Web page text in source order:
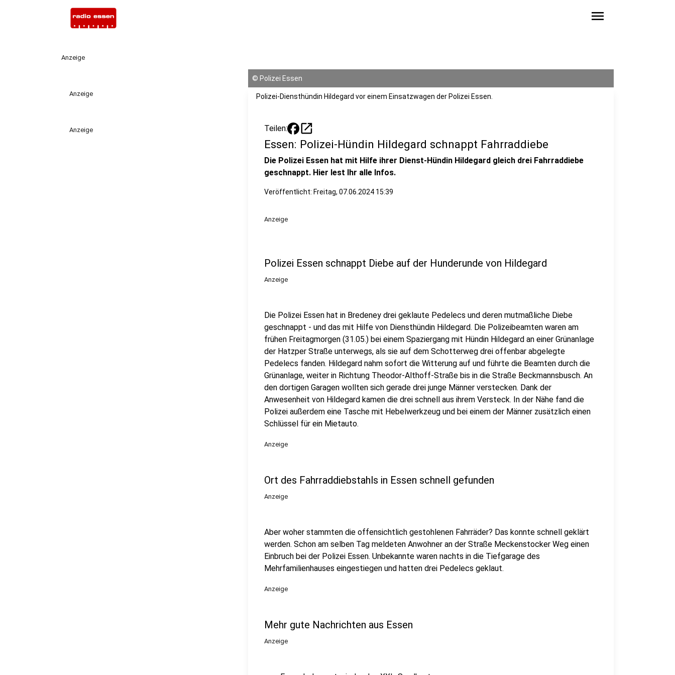
menu
Anzeige
Anzeige
Anzeige
© Polizei Essen
Polizei-Diensthündin Hildegard vor einem Einsatzwagen der Polizei Essen.
Teilen: open_in_new
Essen: Polizei-Hündin Hildegard schnappt Fahrraddiebe
Die Polizei Essen hat mit Hilfe ihrer Dienst-Hündin Hildegard gleich drei Fahrraddiebe
geschnappt. Hier lest Ihr alle Infos.
Veröffentlicht: Freitag, 07.06.2024 15:39
Anzeige
Polizei Essen schnappt Diebe auf der Hunderunde von Hildegard
Anzeige
Die Polizei Essen hat in Bredeney drei geklaute Pedelecs und deren mutmaßliche Diebe
geschnappt - und das mit Hilfe von Diensthündin Hildegard. Die Polizeibeamten waren am
frühen Freitagmorgen (31.05.) bei einem Spaziergang mit Hündin Hildegard an einer Grünanlage
der Hatzper Straße unterwegs, als sie auf dem Schotterweg drei offenbar abgelegte
Pedelecs fanden. Hildegard nahm sofort die Witterung auf und führte die Beamten durch die
Grünanlage, weiter in Richtung Theodor-Althoff-Straße bis in die Straße Beckmannsbusch. An
den dortigen Garagen wollten sich gerade drei junge Männer verstecken. Dank der
Anwesenheit von Hildegard kamen die drei schnell aus ihrem Versteck. In der Nähe fand die
Polizei außerdem eine Tasche mit Hebelwerkzeug und bei einem der Männer zusätzlich einen
Schlüssel für ein Mietauto.
Anzeige
Ort des Fahrraddiebstahls in Essen schnell gefunden
Anzeige
Aber woher stammten die offensichtlich gestohlenen Fahrräder? Das konnte schnell geklärt
werden. Schon am selben Tag meldeten Anwohner an der Straße Meckenstocker Weg einen
Einbruch bei der Polizei Essen. Unbekannte waren nachts in die Tiefgarage des
Mehrfamilienhauses eingestiegen und hatten drei Pedelecs geklaut.
Anzeige
Mehr gute Nachrichten aus Essen
Anzeige